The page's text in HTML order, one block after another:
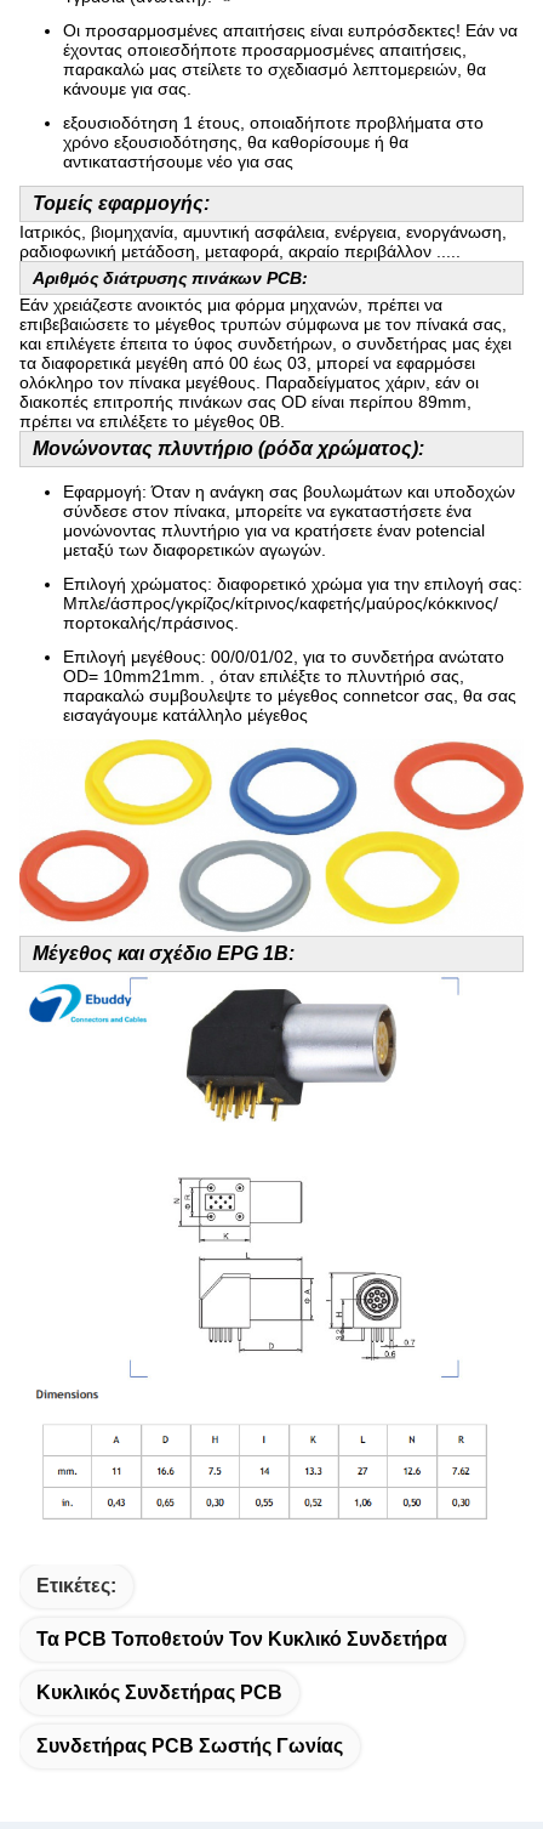
Οι προσαρμοσμένες απαιτήσεις είναι ευπρόσδεκτες! Εάν να
έχοντας οποιεσδήποτε προσαρμοσμένες απαιτήσεις,
παρακαλώ μας στείλετε το σχεδιασμό λεπτομερειών, θα
κάνουμε για σας.
εξουσιοδότηση 1 έτους, οποιαδήποτε προβλήματα στο
χρόνο εξουσιοδότησης, θα καθορίσουμε ή θα
αντικαταστήσουμε νέο για σας
Τομείς εφαρμογής:
Ιατρικός, βιομηχανία, αμυντική ασφάλεια, ενέργεια, ενοργάνωση,
ραδιοφωνική μετάδοση, μεταφορά, ακραίο περιβάλλον .....
Αριθμός διάτρυσης πινάκων PCB:
Εάν χρειάζεστε ανοικτός μια φόρμα μηχανών, πρέπει να
επιβεβαιώσετε το μέγεθος τρυπών σύμφωνα με τον πίνακά σας,
και επιλέγετε έπειτα το ύφος συνδετήρων, ο συνδετήρας μας έχει
τα διαφορετικά μεγέθη από 00 έως 03, μπορεί να εφαρμόσει
ολόκληρο τον πίνακα μεγέθους. Παραδείγματος χάριν, εάν οι
διακοπές επιτροπής πινάκων σας OD είναι περίπου 89mm,
πρέπει να επιλέξετε το μέγεθος 0B.
Μονώνοντας πλυντήριο (ρόδα χρώματος):
Εφαρμογή: Όταν η ανάγκη σας βουλωμάτων και υποδοχών
σύνδεσε στον πίνακα, μπορείτε να εγκαταστήσετε ένα
μονώνοντας πλυντήριο για να κρατήσετε έναν potencial
μεταξύ των διαφορετικών αγωγών.
Επιλογή χρώματος: διαφορετικό χρώμα για την επιλογή σας:
Μπλε/άσπρος/γκρίζος/κίτρινος/καφετής/μαύρος/κόκκινος/
πορτοκαλής/πράσινος.
Επιλογή μεγέθους: 00/0/01/02, για το συνδετήρα ανώτατο
OD= 10mm21mm. , όταν επιλέξτε το πλυντήριό σας,
παρακαλώ συμβουλεψτε το μέγεθος connetcor σας, θα σας
εισαγάγουμε κατάλληλο μέγεθος
Μέγεθος και σχέδιο EPG 1B:
Ετικέτες:
Τα PCB Τοποθετούν Τον Κυκλικό Συνδετήρα
Κυκλικός Συνδετήρας PCB
Συνδετήρας PCB Σωστής Γωνίας